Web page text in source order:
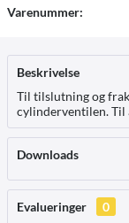
Varenummer:
Beskrivelse
Til tilslutning og
cylinderventilen. Til
Downloads
Evalueringer
0